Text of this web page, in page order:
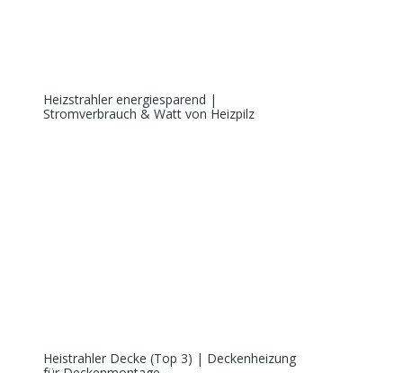
Heizstrahler energiesparend |
Stromverbrauch & Watt von Heizpilz
Heistrahler Decke (Top 3) | Deckenheizung